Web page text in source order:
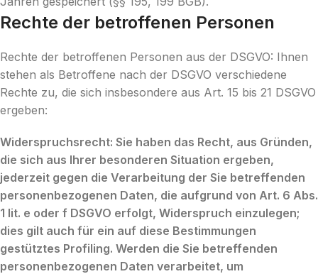
Rechte der betroffenen Personen
Rechte der betroffenen Personen aus der DSGVO: Ihnen
stehen als Betroffene nach der DSGVO verschiedene
Rechte zu, die sich insbesondere aus Art. 15 bis 21 DSGVO
ergeben:
Widerspruchsrecht: Sie haben das Recht, aus Gründen,
die sich aus Ihrer besonderen Situation ergeben,
jederzeit gegen die Verarbeitung der Sie betreffenden
personenbezogenen Daten, die aufgrund von Art. 6 Abs.
1 lit. e oder f DSGVO erfolgt, Widerspruch einzulegen;
dies gilt auch für ein auf diese Bestimmungen
gestütztes Profiling. Werden die Sie betreffenden
personenbezogenen Daten verarbeitet, um